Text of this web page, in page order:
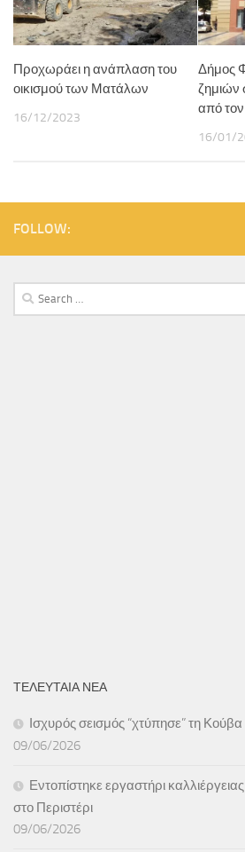
Προχωράει η ανάπλαση του
οικισμού των Ματάλων
16/12/2023
Δήμος
ζημιών
από
16/01/
FOLLOW:
ΤΕΛΕΥΤΑΙΑ ΝΕΑ
Ισχυρός σεισμός “χτύπησε” τη Κούβα
09/06/2026
Εντοπίστηκε εργαστήρι
στο Περιστέρι
09/06/2026